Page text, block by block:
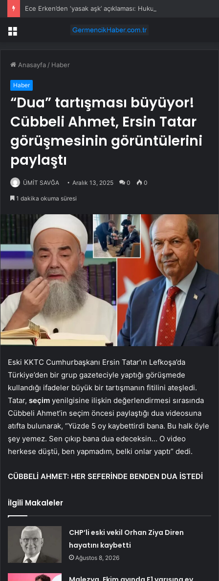
Menü
Anasayfa / Haber
Haber
“Dua” tartışması büyüyor!
Cübbeli Ahmet, Ersin Tatar
görüşmesinin görüntülerini
paylaştı
ÜMİT SAVĞA Aralık 13, 2025 0 0
1 dakika okuma süresi
Eski KKTC Cumhurbaşkanı Ersin Tatar’ın Lefkoşa’da
Türkiye’den bir grup gazeteciyle yaptığı görüşmede
kullandığı ifadeler büyük bir tartışmanın fitilini ateşledi.
Tatar, seçim yenilgisine ilişkin değerlendirmesi sırasında
Cübbeli Ahmet’in seçim öncesi paylaştığı dua videosuna
atıfta bulunarak, “Yüzde 5 oy kaybettirdi bana. Bu halk öyle
şey yemez. Sen çıkıp bana dua edeceksin… O video
herkese düştü, ben yapmadım, belki onlar yaptı” dedi.
CÜBBELİ AHMET: HER SEFERİNDE BENDEN DUA İSTEDİ
İlgili Makaleler
CHP’li eski vekil Orhan Ziya Diren
hayatını kaybetti
Ağustos 8, 2026